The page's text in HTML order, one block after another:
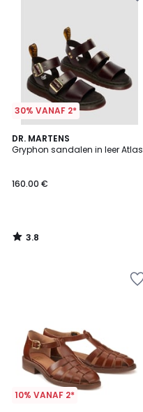
30% VANAF 2*
DR. MARTENS
Gryphon sandalen in leer Atlas
160.00 €
3.8
/ 5
3.8
/
10% VANAF 2*